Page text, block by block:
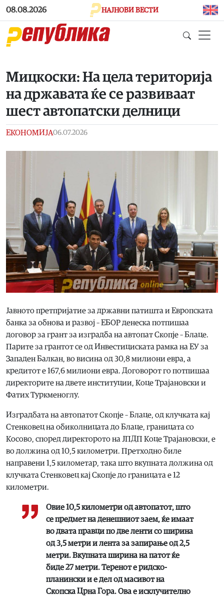
Skip to main content
08.08.2026 НАЈНОВИ ВЕСТИ
Мицкоски: На цела територија
на државата ќе се развиваат
шест автопатски делници
ЕКОНОМИЈА06.07.2026
Јавното претпријатие за државни патишта и Европската
банка за обнова и развој – ЕБОР денеска потпишаа
договор за грант за изградба на автопат Скопје – Блаце.
Парите за грантот се од Инвестициската рамка на ЕУ за
Западен Балкан, во висина од 30,8 милиони евра, а
кредитот е 167,6 милиони евра. Договорот го потпишаа
директорите на двете институции, Коце Трајановски и
Фатих Туркменоглу.
Изградбата на автопатот Скопје – Блаце, од клучката кај
Стенковец на обиколницата до Блаце, границата со
Косово, според директорото на ЈПДП Коце Трајановски, е
во должина од 10,5 километри. Претходно биле
направени 1,5 километар, така што вкупната должина од
клучката Стенковец кај Скопје до границата е 12
километри.
Овие 10,5 километри од автопатот, што
се предмет на денешниот заем, ќе имаат
во двата правци по две ленти со ширина
од 3,5 метри и лента за запирање од 2,5
метри. Вкупната ширина на патот ќе
биде 27 метри. Теренот е ридско-
планински и е дел од масивот на
Скопска Црна Гора. ​Ова е исклучително